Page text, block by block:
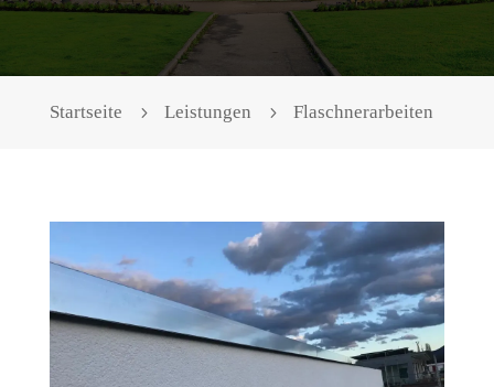
Startseite Leistungen Flaschnerarbeiten